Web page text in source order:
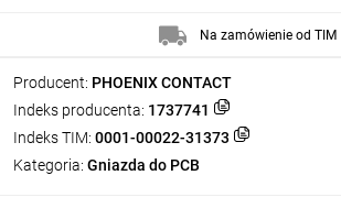
Producent: PHOENIX CONTACT
Indeks producenta: 1737741
Indeks TIM: 0001-00022-31373
Kategoria: Gniazda do PCB
Na zamówienie od TIM